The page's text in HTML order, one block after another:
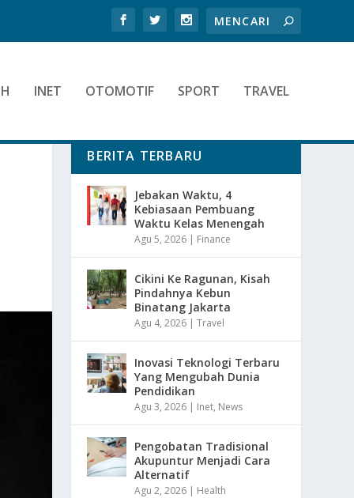
INET OTOMOTIF SPORT TRAVEL
BERITA TERBARU
Jebakan Waktu, 4
Kebiasaan Pembuang
Waktu Kelas Menengah
Agu 5, 2026 | Finance
Cikini Ke Ragunan, Kisah
Pindahnya Kebun
Binatang Jakarta
Agu 4, 2026 |Travel
Inovasi Teknologi Terbaru
Yang Mengubah Dunia
Pendidikan
Agu 3, 2026 | Inet, News
Pengobatan Tradisional
Akupuntur Menjadi Cara
Alternatif
Agu 2, 2026 | Health